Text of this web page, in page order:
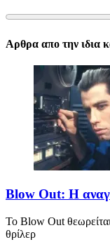
Αρθρα απο την ιδια
Blow Out: Η
Το Blow Out
θρίλερ